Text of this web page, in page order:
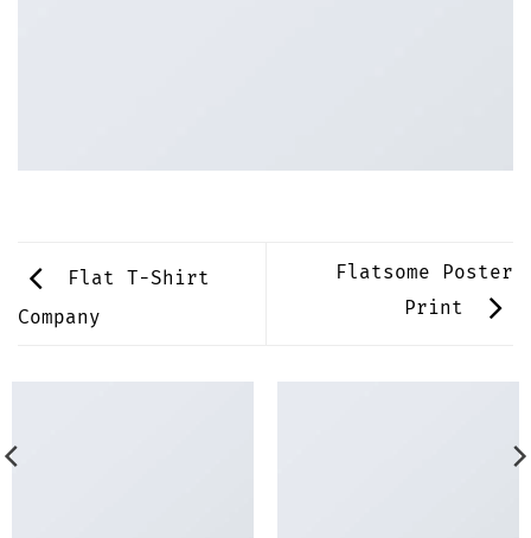
Flat T-Shirt
Company
Flatsome Poster
Print